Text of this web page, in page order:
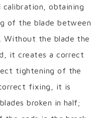
calibration, obtaining
of the blade between
Without the blade the
it creates a correct
tightening of the
fixing, it is
broken in half;